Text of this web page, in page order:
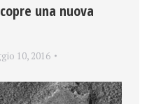
una nuova
10, 2016